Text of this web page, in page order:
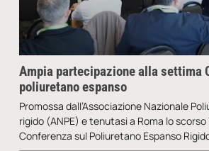
Ampia partecipazione alla settima
poliuretano espanso
Promossa dall’Associazione Nazionale
rigido (ANPE) e tenutasi a Roma lo
Conferenza sul Poliuretano Espanso